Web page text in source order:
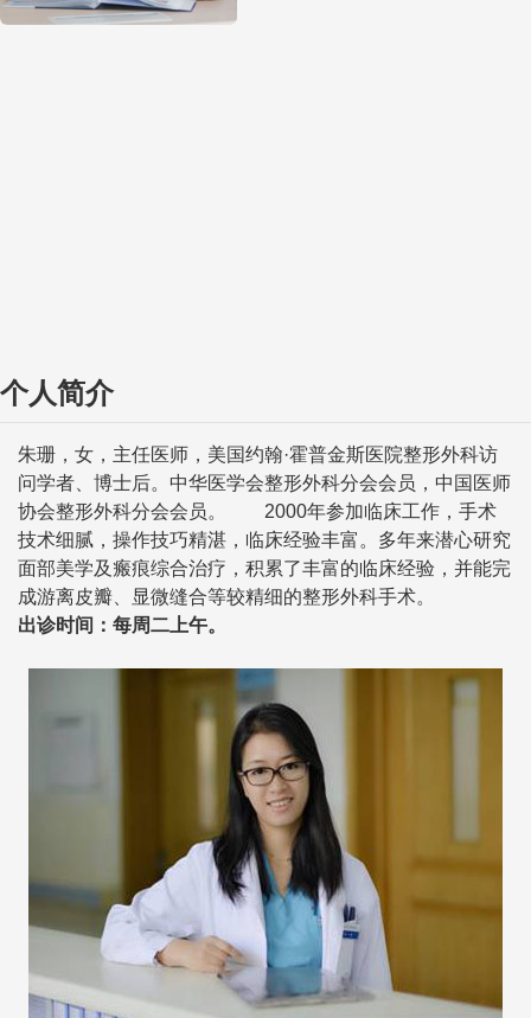
个人简介
朱珊，女，主任医师，美国约翰·霍普金斯医院整形外科访
问学者、博士后。中华医学会整形外科分会会员，中国医师
协会整形外科分会会员。 2000年参加临床工作，手术
技术细腻，操作技巧精湛，临床经验丰富。多年来潜心研究
面部美学及瘢痕综合治疗，积累了丰富的临床经验，并能完
成游离皮瓣、显微缝合等较精细的整形外科手术。
出诊时间：每周二上午。